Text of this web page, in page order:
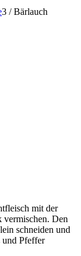
3 / Bärlauch
mit der
vermischen. Den
schneiden und
und Pfeffer